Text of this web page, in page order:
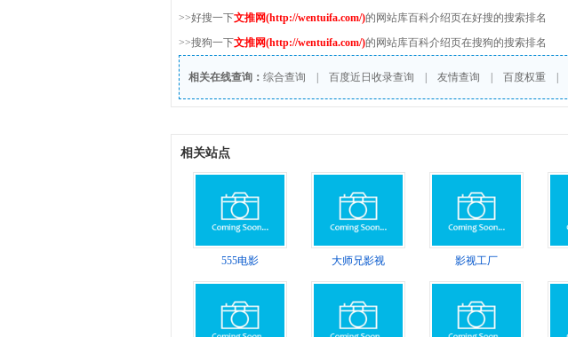
>>好搜一下文推网(http://wentuifa.com/)的网站库百科介绍页在好搜的搜索排名
>>搜狗一下文推网(http://wentuifa.com/)的网站库百科介绍页在搜狗的搜索排名
相关在线查询： 综合查询 百度近日收录查询 友情查询 百度权重
相关站点
555电影 大师兄影视 影视工厂